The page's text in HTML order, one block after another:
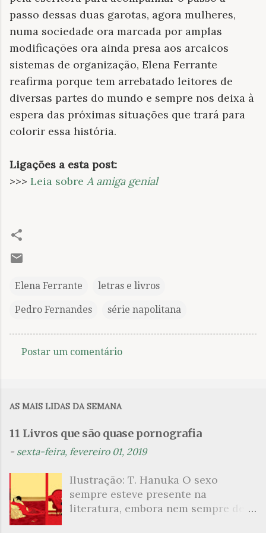
passo dessas duas garotas, agora mulheres,
numa sociedade ora marcada por amplas
modificações ora ainda presa aos arcaicos
sistemas de organização, Elena Ferrante
reafirma porque tem arrebatado leitores de
diversas partes do mundo e sempre nos deixa à
espera das próximas situações que trará para
colorir essa história.
Ligações a esta post:
>>> Leia sobre A amiga genial
Elena Ferrante letras e livros
Pedro Fernandes série napolitana
n
t
i
o
Postar um comentário
AS MAIS LIDAS DA SEMANA
11 Livros que são quase pornografia
- sexta-feira, fevereiro 01, 2019
Ilustração: T. Hanuka O sexo
sempre esteve presente na
literatura, embora nem sempre de